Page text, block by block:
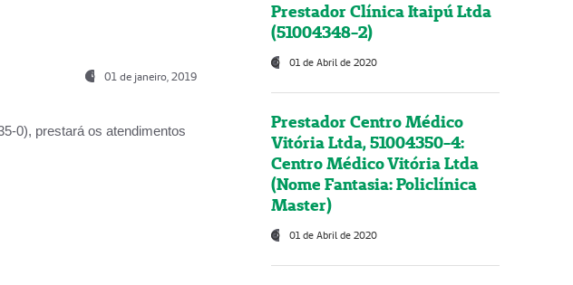
01 de janeiro, 2019
0), prestará os atendimentos
Prestador Clínica Itaipú Ltda
(51004348-2)
01 de Abril de 2020
Prestador Centro Médico
Vitória Ltda, 51004350-4:
Centro Médico Vitória Ltda
(Nome Fantasia: Policlínica
Master)
01 de Abril de 2020